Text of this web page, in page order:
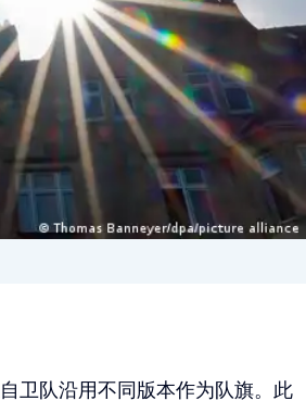
卫队沿用不同版本作为队旗。此